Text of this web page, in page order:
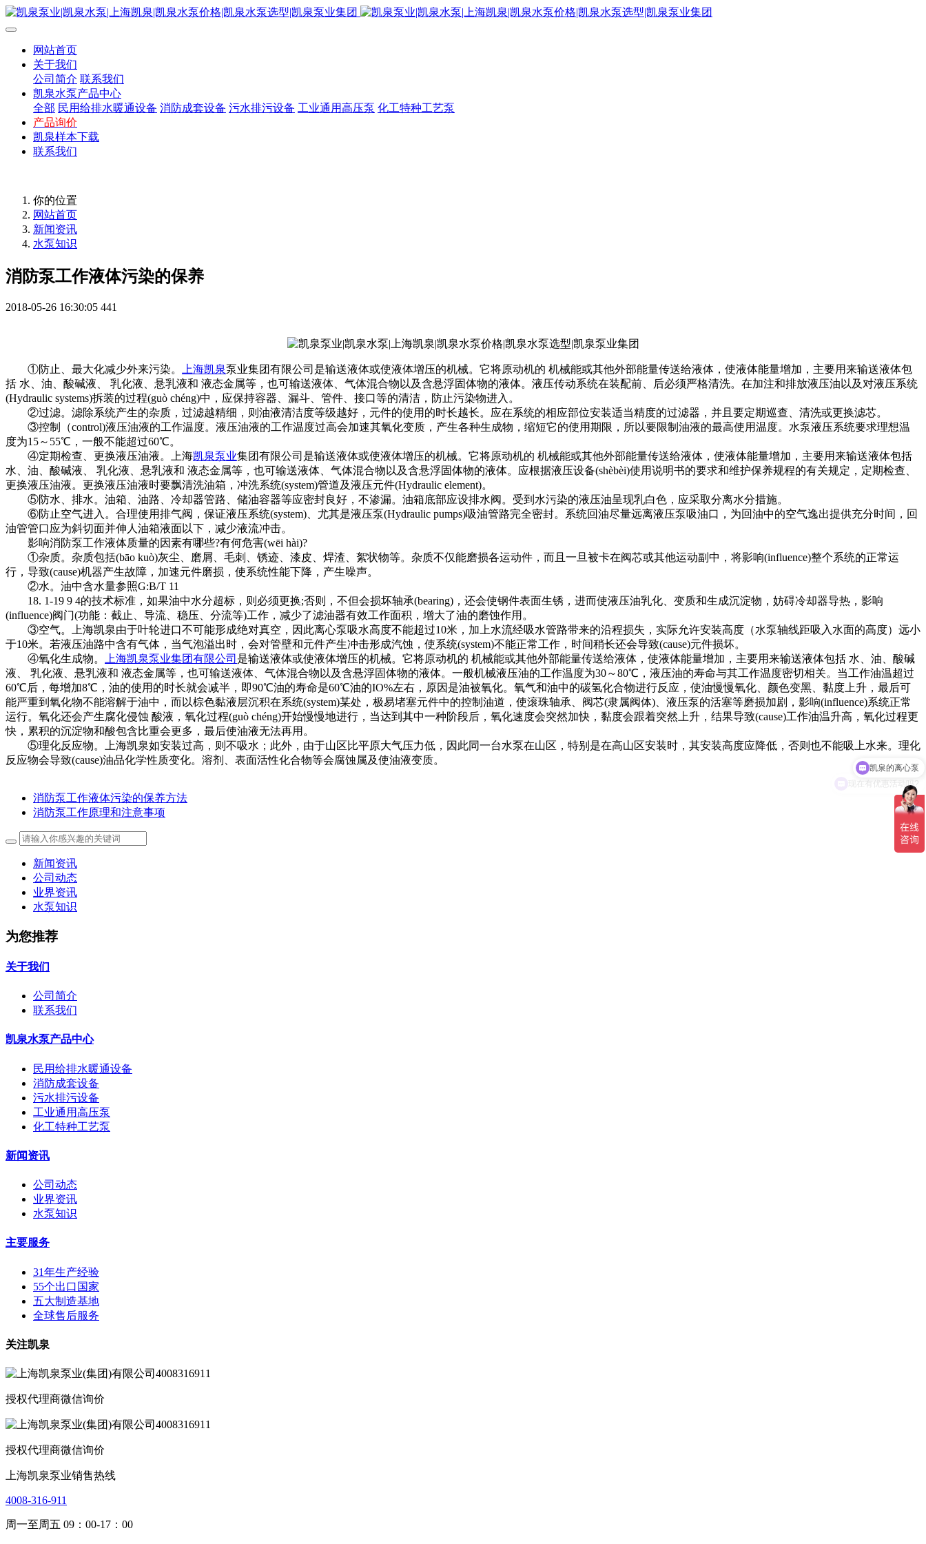
网站首页
关于我们
公司简介 联系我们
凯泉水泵产品中心
全部 民用给排水暖通设备 消防成套设备 污水排污设备 工业通用高压泵 化工特种工艺泵
产品询价
凯泉样本下载
联系我们
你的位置
网站首页
新闻资讯
水泵知识
消防泵工作液体污染的保养
2018-05-26 16:30:05 441
①防止、最大化减少外来污染。 上海凯泉泵业集团有限公司是输送液体或使液体增压的机械。它将原动机的 机械能或其他外部能量传送给液体，使液体能量增加，主要用来输送液体包
括 水、油、酸碱液、 乳化液、悬乳液和 液态金属等，也可输送液体、气体混合物以及含悬浮固体物的液体。液压传动系统在装配前、后必须严格清洗。在加注和排放液压油以及对液压系统
(Hydraulic systems)拆装的过程(guò chéng)中，应保持容器、漏斗、管件、接口等的清洁，防止污染物进入。
②过滤。滤除系统产生的杂质，过滤越精细，则油液清洁度等级越好，元件的使用的时长越长。应在系统的相应部位安装适当精度的过滤器，并且要定期巡查、清洗或更换滤芯。
③控制（control)液压油液的工作温度。液压油液的工作温度过高会加速其氧化变质，产生各种生成物，缩短它的使用期限，所以要限制油液的最高使用温度。水泵液压系统要求理想温
度为15～55℃，一般不能超过60℃。
④定期检查、更换液压油液。上海凯泉泵业集团有限公司是输送液体或使液体增压的机械。它将原动机的 机械能或其他外部能量传送给液体，使液体能量增加，主要用来输送液体包括
水、油、酸碱液、 乳化液、悬乳液和 液态金属等，也可输送液体、气体混合物以及含悬浮固体物的液体。应根据液压设备(shèbèi)使用说明书的要求和维护保养规程的有关规定，定期检查、
更换液压油液。更换液压油液时要飘清洗油箱，冲洗系统(system)管道及液压元件(Hydraulic element)。
⑤防水、排水。油箱、油路、冷却器管路、储油容器等应密封良好，不渗漏。油箱底部应设排水阀。受到水污染的液压油呈现乳白色，应采取分离水分措施。
⑥防止空气进入。合理使用排气阀，保证液压系统(system)、尤其是液压泵(Hydraulic pumps)吸油管路完全密封。系统回油尽量远离液压泵吸油口，为回油中的空气逸出提供充分时间，回
油管管口应为斜切面并伸人油箱液面以下，减少液流冲击。
影响消防泵工作液体质量的因素有哪些?有何危害(wēi hài)?
①杂质。杂质包括(bāo kuò)灰尘、磨屑、毛刺、锈迹、漆皮、焊渣、絮状物等。杂质不仅能磨损各运动件，而且一旦被卡在阀芯或其他运动副中，将影响(influence)整个系统的正常运
行，导致(cause)机器产生故障，加速元件磨损，使系统性能下降，产生噪声。
②水。油中含水量参照G:B/T 11
18. 1-19 9 4的技术标准，如果油中水分超标，则必须更换;否则，不但会损坏轴承(bearing)，还会使钢件表面生锈，进而使液压油乳化、变质和生成沉淀物，妨碍冷却器导热，影响
(influence)阀门(功能：截止、导流、稳压、分流等)工作，减少了滤油器有效工作面积，增大了油的磨蚀作用。
③空气。上海凯泉由于叶轮进口不可能形成绝对真空，因此离心泵吸水高度不能超过10米，加上水流经吸水管路带来的沿程损失，实际允许安装高度（水泵轴线距吸入水面的高度）远小
于10米。若液压油路中含有气体，当气泡溢出时，会对管壁和元件产生冲击形成汽蚀，使系统(system)不能正常工作，时间稍长还会导致(cause)元件损坏。
④氧化生成物。
上海凯泉泵业集团有限公司 是输送液体或使液体增压的机械。它将原动机的 机械能或其他外部能量传送给液体，使液体能量增加，主要用来输送液体包括 水、油、酸碱
液、 乳化液、悬乳液和 液态金属等，也可输送液体、气体混合物以及含悬浮固体物的液体。一般机械液压油的工作温度为30～80℃，液压油的寿命与其工作温度密切相关。当工作油温超过
60℃后，每增加8℃，油的使用的时长就会减半，即90℃油的寿命是60℃油的IO%左右，原因是油被氧化。氧气和油中的碳氢化合物进行反应，使油慢慢氧化、颜色变黑、黏度上升，最后可
能严重到氧化物不能溶解于油中，而以棕色黏液层沉积在系统(system)某处，极易堵塞元件中的控制油道，使滚珠轴承、阀芯(隶属阀体)、液压泵的活塞等磨损加剧，影响(influence)系统正常
运行。氧化还会产生腐化侵蚀 酸液，氧化过程(guò chéng)开始慢慢地进行，当达到其中一种阶段后，氧化速度会突然加快，黏度会跟着突然上升，结果导致(cause)工作油温升高，氧化过程更
快，累积的沉淀物和酸包含比重会更多，最后使油液无法再用。
⑤理化反应物。上海凯泉如安装过高，则不吸水；此外，由于山区比平原大气压力低，因此同一台水泵在山区，特别是在高山区安装时，其安装高度应降低，否则也不能吸上水来。理化
反应物会导致(cause)油品化学性质变化。溶剂、表面活性化合物等会腐蚀属及使油液变质。
消防泵工作液体污染的保养方法
消防泵工作原理和注意事项
新闻资讯
公司动态
业界资讯
水泵知识
为您推荐
关于我们
公司简介
联系我们
凯泉水泵产品中心
民用给排水暖通设备
消防成套设备
污水排污设备
工业通用高压泵
化工特种工艺泵
新闻资讯
公司动态
业界资讯
水泵知识
主要服务
31年生产经验
55个出口国家
五大制造基地
全球售后服务
关注凯泉
授权代理商微信询价
授权代理商微信询价
上海凯泉泵业销售热线
4008-316-911
周一至周五 09：00-17：00
凯泉的离心泵
现在有优惠活动吗?